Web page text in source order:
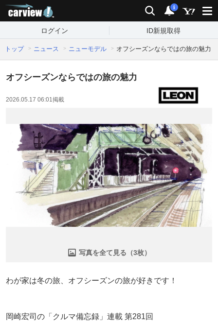
検索 通知
i
ログイン ID新規取得
トップ ニュース ニューモデル オフシーズンならではの旅の魅力
オフシーズンならではの旅の魅力
2026.05.17 06:01掲載
写真を全て見る（3枚）
わが家は冬の旅、オフシーズンの旅が好きです！
岡崎宏司の「クルマ備忘録」連載 第281回